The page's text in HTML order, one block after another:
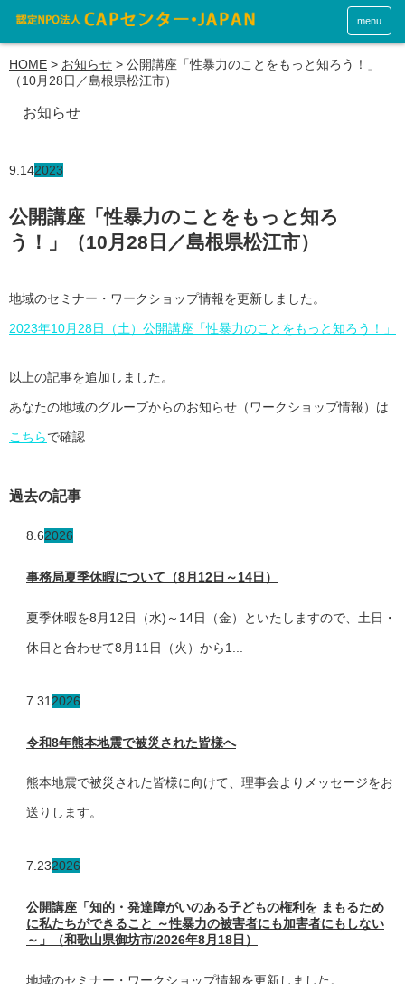
menu
HOME > お知らせ > 公開講座「性暴力のことをもっと知ろう！」
（10月28日／島根県松江市）
お知らせ
9.142023
公開講座「性暴力のことをもっと知ろ
う！」（10月28日／島根県松江市）
地域のセミナー・ワークショップ情報を更新しました。
2023年10月28日（土）公開講座「性暴力のことをもっと知ろう！」
以上の記事を追加しました。
あなたの地域のグループからのお知らせ（ワークショップ情報）は
こちらで確認
過去の記事
8.62026
事務局夏季休暇について（8月12日～14日）
夏季休暇を8月12日（水)～14日（金）といたしますので、土日・
休日と合わせて8月11日（火）から1...
7.31 2026
令和8年熊本地震で被災された皆様へ
熊本地震で被災された皆様に向けて、理事会よりメッセージをお
送りします。
7.232026
公開講座「知的・発達障がいのある子どもの権利を まもるため
に私たちができること ～性暴力の被害者にも加害者にもしない
～」（和歌山県御坊市/2026年8月18日）
地域のセミナー・ワークショップ情報を更新しました。